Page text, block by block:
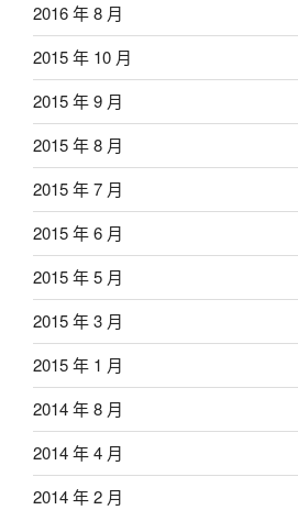
2016 年 8 月
2015 年 10 月
2015 年 9 月
2015 年 8 月
2015 年 7 月
2015 年 6 月
2015 年 5 月
2015 年 3 月
2015 年 1 月
2014 年 8 月
2014 年 4 月
2014 年 2 月